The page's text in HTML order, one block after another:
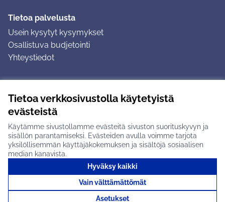
Tietoa verkkosivustolla käytetyistä
evästeistä
Käytämme sivustollamme evästeitä sivuston suorituskyvyn ja
sisällön parantamiseksi. Evästeiden avulla voimme tarjota
yksilöllisemmän käyttäjäkokemuksen ja sisältöjä sosiaalisen
median kanavista.
Hyväksy kaikki
Vain välttämättömät
Asetukset
Tietoa palvelusta
Usein kysytyt kysymykset
Osallistuva budjetointi
Yhteystiedot
Ohjeet kirjautumiseen
Ohjeet kommentin jättämiseen
Creative Commons -lisenssi
(Ulkoinen linkki)Verkkosivusto luotuvapaan ohjelmiston
Tuusulan osallistumisalusta X-palvelussa
(Ulkoinen linkki)